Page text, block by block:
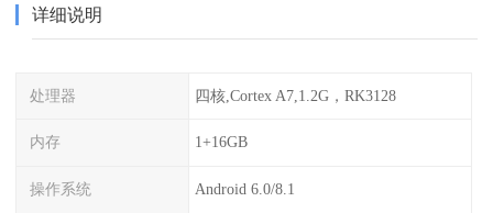
详细说明
处理器 四核,Cortex A7,1.2G，RK3128
内存 1+16GB
操作系统 Android 6.0/8.1